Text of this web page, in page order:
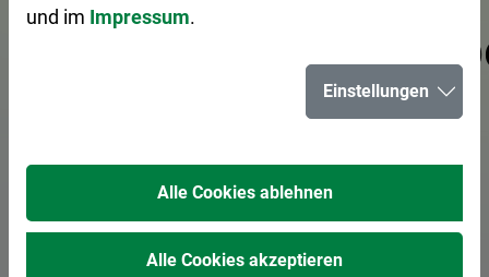
In Herten bieten zahlreiche Unternehmen
spannende Ausbildungsplätze und
Praktikumsmöglichkeiten für angehende
und im Impressum.
Einstellungen
Alle Cookies ablehnen
Alle Cookies akzeptieren